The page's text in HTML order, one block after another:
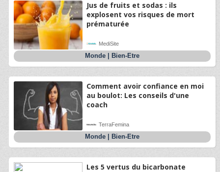
Jus de fruits et sodas : ils
explosent vos risques de mort
prématurée
MediSite
Monde| Bien-Etre
Comment avoir confiance en moi
au boulot: Les conseils d'une
coach
TerraFemina
Monde| Bien-Etre
Les 5 vertus du bicarbonate